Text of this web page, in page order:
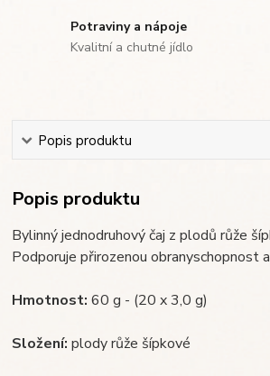
Potraviny a nápoje
Kvalitní a chutné jídlo
Popis produktu
Popis produktu
Bylinný jednodruhový čaj z plodů růže
Podporuje přirozenou obranyschopnost
Hmotnost: 60 g - (20 x 3,0 g)
Složení: plody růže šípkové